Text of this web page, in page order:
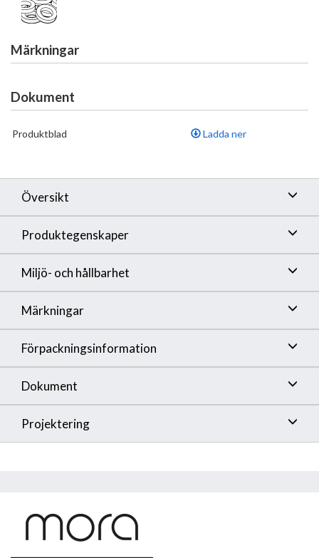
Märkningar
Dokument
Produktblad Ladda ner
Översikt
Produktegenskaper
Miljö- och hållbarhet
Märkningar
Förpackningsinformation
Dokument
Projektering